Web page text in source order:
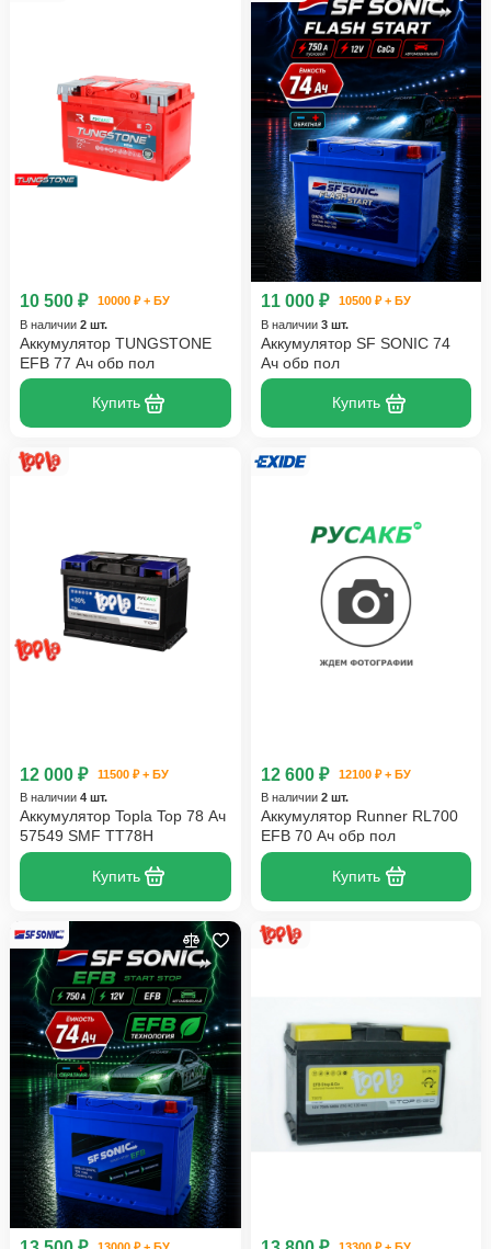
10 500 ₽
10000 ₽ + БУ
В наличии 2 шт.
Аккумулятор TUNGSTONE
EFB 77 Ач обр пол
Купить
11 000 ₽
10500 ₽ + БУ
В наличии 3 шт.
Аккумулятор SF SONIC 74
Ач обр пол
Купить
12 000 ₽
11500 ₽ + БУ
В наличии 4 шт.
Аккумулятор Topla Top 78 Ач
57549 SMF TT78H
Купить
12 600 ₽
12100 ₽ + БУ
В наличии 2 шт.
Аккумулятор Runner RL700
EFB 70 Ач обр пол
Купить